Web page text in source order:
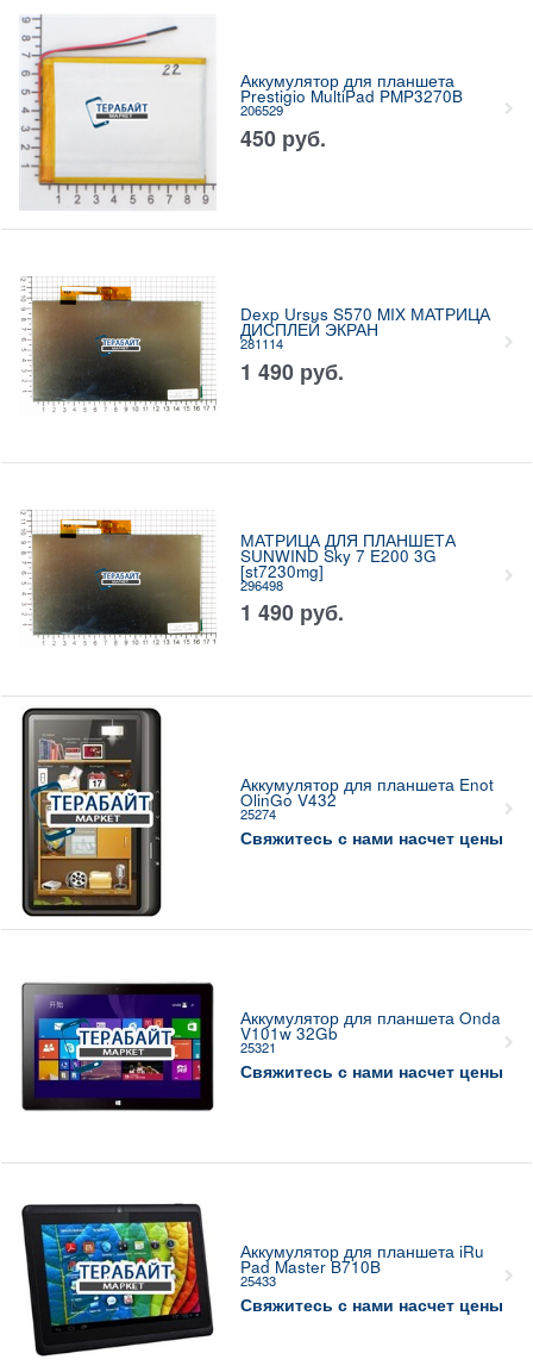
Аккумулятор для планшета
Prestigio MultiPad PMP3270B
206529
450 руб.
Dexp Ursus S570 MIX МАТРИЦА
ДИСПЛЕЙ ЭКРАН
281114
1 490 руб.
МАТРИЦА ДЛЯ ПЛАНШЕТА
SUNWIND Sky 7 E200 3G
[st7230mg]
296498
1 490 руб.
Аккумулятор для планшета Enot
OlinGo V432
25274
Свяжитесь с нами насчет цены
Аккумулятор для планшета Onda
V101w 32Gb
25321
Свяжитесь с нами насчет цены
Аккумулятор для планшета iRu
Pad Master B710B
25433
Свяжитесь с нами насчет цены